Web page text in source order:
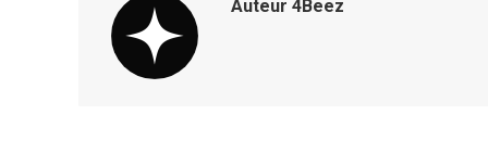
Auteur 4Beez